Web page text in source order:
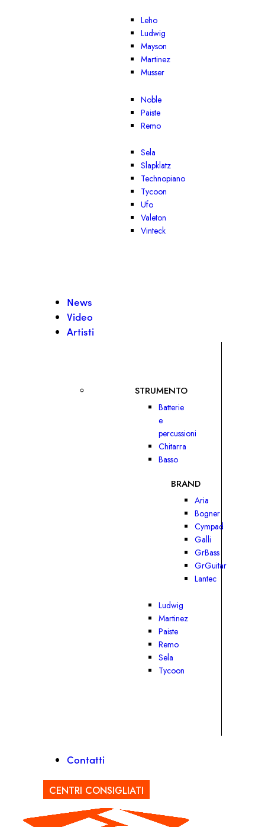
Leho
Ludwig
Mayson
Martinez
Musser
Noble
Paiste
Remo
Sela
Slapklatz
Technopiano
Tycoon
Ufo
Valeton
Vinteck
News
Video
Artisti
STRUMENTO
Batterie
e
percussioni
Chitarra
Basso
BRAND
Aria
Bogner
Cympad
Galli
GrBass
GrGuitar
Lantec
Ludwig
Martinez
Paiste
Remo
Sela
Tycoon
Contatti
CENTRI CONSIGLIATI